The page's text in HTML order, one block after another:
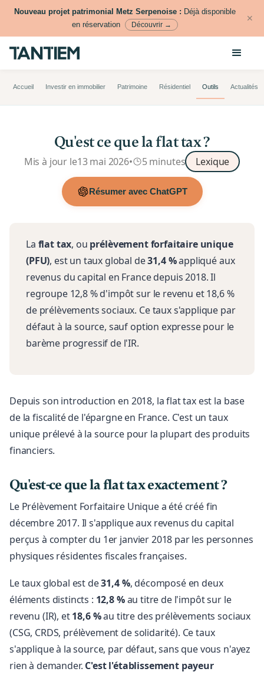
Nouveau projet patrimonial Metz Serpenoise : Déjà disponible
en réservation
Découvrir →
✕
Accueil Investir en immobilier Patrimoine Résidentiel Outils Actualités
Qu'est ce que la flat tax ?
Mis à jour le13 mai 2026• 5 minutes Lexique
Résumer avec ChatGPT
La flat tax, ou prélèvement forfaitaire unique
(PFU), est un taux global de31,4 %appliqué aux
revenus du capital en France depuis 2018. Il
regroupe 12,8 % d'impôt sur le revenu et 18,6 %
de prélèvements sociaux. Ce taux s'applique par
défaut à la source, sauf option expresse pour le
barème progressif de l'IR.
Depuis son introduction en 2018, la flat tax est la base
de la fiscalité de l'épargne en France. C'est un taux
unique prélevé à la source pour la plupart des produits
financiers.
Qu'est-ce que la flat tax exactement ?
Le Prélèvement Forfaitaire Unique a été créé fin
décembre 2017. Il s'applique aux revenus du capital
perçus à compter du 1er janvier 2018 par les personnes
physiques résidentes fiscales françaises.
Le taux global est de31,4 %, décomposé en deux
éléments distincts : 12,8 %au titre de l'impôt sur le
revenu (IR), et18,6 %au titre des prélèvements sociaux
(CSG, CRDS, prélèvement de solidarité). Ce taux
s'applique à la source, par défaut, sans que vous n'ayez
rien à demander. C'est l'établissement payeur